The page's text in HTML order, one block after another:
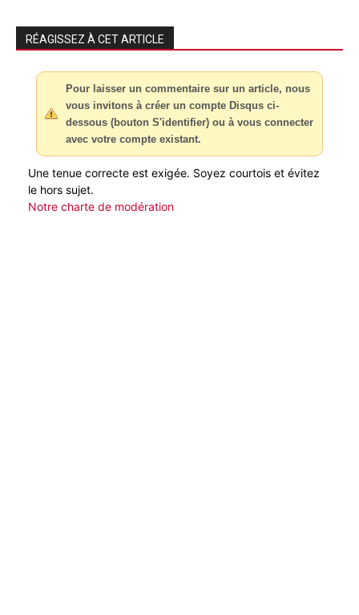
RÉAGISSEZ À CET ARTICLE
Pour laisser un commentaire sur un article, nous
vous invitons à créer un compte Disqus ci-
dessous (bouton S'identifier) ou à vous connecter
avec votre compte existant.
Une tenue correcte est exigée. Soyez courtois et évitez
le hors sujet.
Notre charte de modération